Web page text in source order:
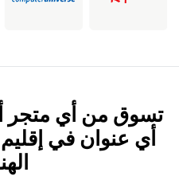
تسوق من أي متجر
أي عنوان في